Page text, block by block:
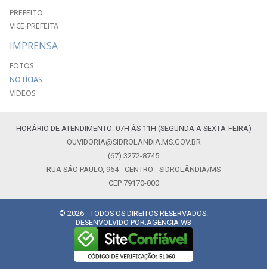
PREFEITO
VICE-PREFEITA
IMPRENSA
FOTOS
NOTÍCIAS
VÍDEOS
HORÁRIO DE ATENDIMENTO: 07H ÀS 11H (SEGUNDA A SEXTA-FEIRA)
OUVIDORIA@SIDROLANDIA.MS.GOV.BR
(67) 3272-8745
RUA SÃO PAULO, 964 - CENTRO - SIDROLÂNDIA/MS
CEP 79170-000
© 2026 - TODOS OS DIREITOS RESERVADOS.
DESENVOLVIDO POR:AGÊNCIA W3